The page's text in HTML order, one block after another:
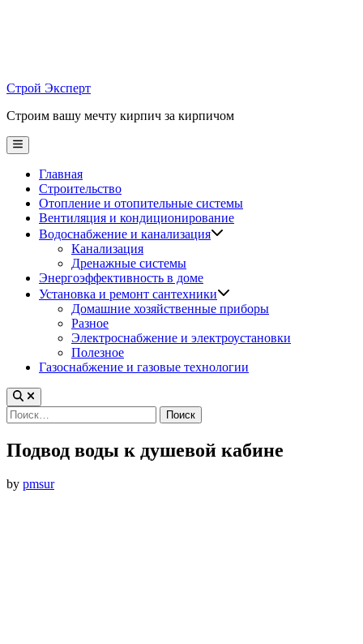
Строй Эксперт
Строим вашу мечту кирпич за кирпичом
Main
Menu
Главная
Строительство
Отопление и отопительные системы
Вентиляция и кондиционирование
Водоснабжение и канализация
Канализация
Дренажные системы
Энергоэффективность в доме
Установка и ремонт сантехники
Домашние хозяйственные приборы
Разное
Электроснабжение и электроустановки
Полезное
Газоснабжение и газовые технологии
Найти:
Подвод воды к душевой кабине
by pmsur